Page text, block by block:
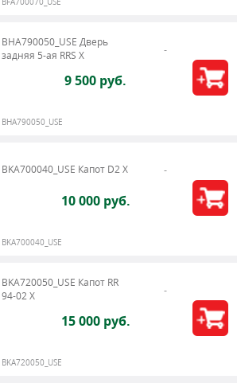
BHA790050_USE Дверь
задняя 5-ая RRS X
9 500 руб.
BHA790050_USE
BKA700040_USE Капот D2 X
10 000 руб.
BKA700040_USE
BKA720050_USE Капот RR
94-02 X
15 000 руб.
BKA720050_USE